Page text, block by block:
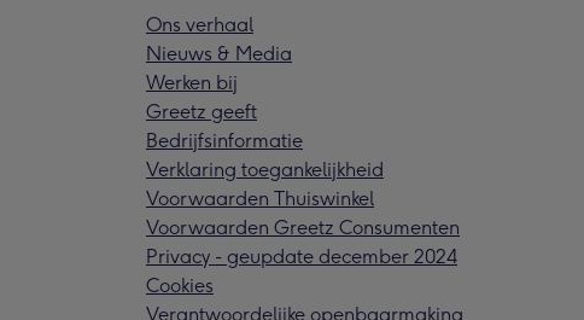
Ons verhaal
Nieuws & Media
Werken bij
Greetz geeft
Bedrijfsinformatie
Verklaring toegankelijkheid
Voorwaarden Thuiswinkel
Voorwaarden Greetz Consumenten
Privacy - geupdate december 2024
Cookies
Verantwoordelijke openbaarmaking